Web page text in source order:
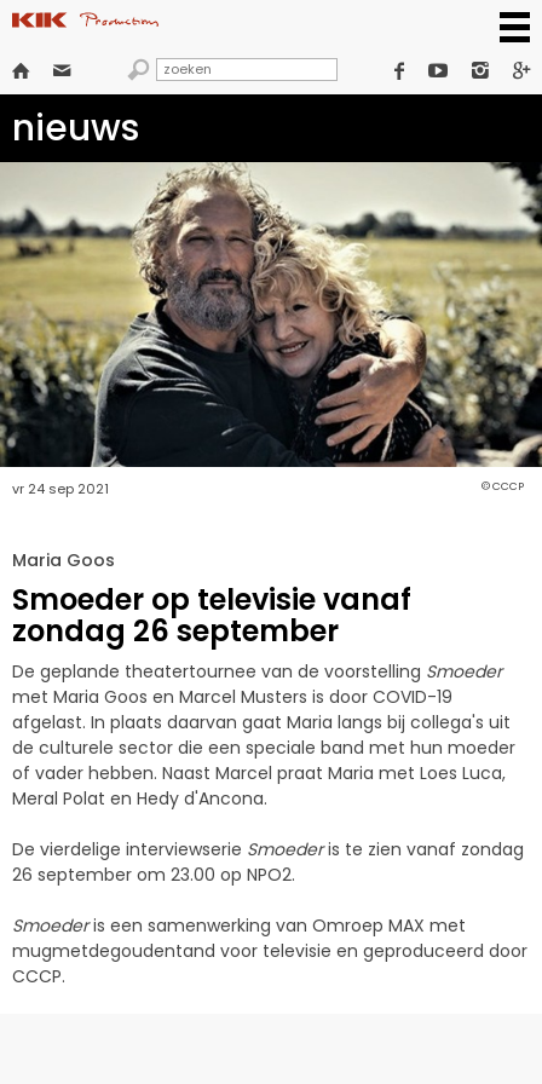
      
nieuws
© CCCP
vr 24 sep 2021
Maria Goos
Smoeder op televisie vanaf
zondag 26 september
De geplande theatertournee van de voorstelling Smoeder
met Maria Goos en Marcel Musters is door COVID-19
afgelast. In plaats daarvan gaat Maria langs bij collega's uit
de culturele sector die een speciale band met hun moeder
of vader hebben. Naast Marcel praat Maria met Loes Luca,
Meral Polat en Hedy d'Ancona.
De vierdelige interviewserie Smoederis te zien vanaf zondag
26 september om 23.00 op NPO2.
Smoederis een samenwerking van Omroep MAX met
mugmetdegoudentand voor televisie en geproduceerd door
CCCP.